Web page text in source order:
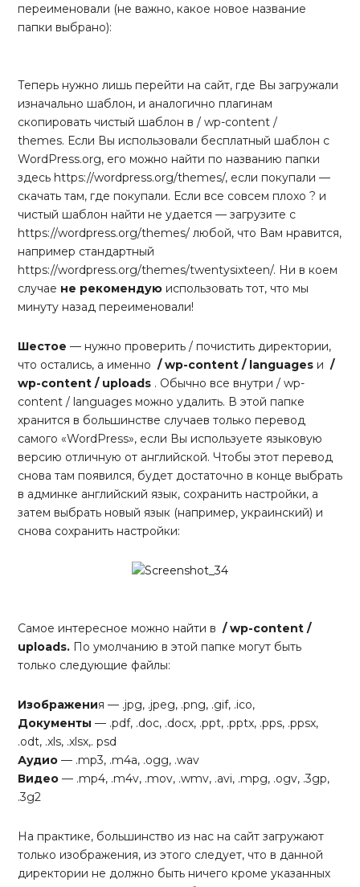
переименовали (не важно, какое новое название
папки выбрано):
Теперь нужно лишь перейти на сайт, где Вы загружали
изначально шаблон, и аналогично плагинам
скопировать чистый шаблон в / wp-content /
themes. Если Вы использовали бесплатный шаблон с
WordPress.org, его можно найти по названию папки
здесь https://wordpress.org/themes/, если покупали —
скачать там, где покупали. Если все совсем плохо ? и
чистый шаблон найти не удается — загрузите с
https://wordpress.org/themes/ любой, что Вам нравится,
например стандартный
https://wordpress.org/themes/twentysixteen/. Ни в коем
случае не рекомендую использовать тот, что мы
минуту назад переименовали!
Шестое — нужно проверить / почистить директории,
что остались, а именно / wp-content / languages и /
wp-content / uploads . Обычно все внутри / wp-
content / languages можно удалить. В этой папке
хранится в большинстве случаев только перевод
самого «WordPress», если Вы используете языковую
версию отличную от английской. Чтобы этот перевод
снова там появился, будет достаточно в конце выбрать
в админке английский язык, сохранить настройки, а
затем выбрать новый язык (например, украинский) и
снова сохранить настройки:
Самое интересное можно найти в / wp-content /
uploads. По умолчанию в этой папке могут быть
только следующие файлы:
Изображения — .jpg, .jpeg, .png, .gif, .ico,
Документы — .pdf, .doc, .docx, .ppt, .pptx, .pps, .ppsx,
.odt, .xls, .xlsx,. psd
Аудио — .mp3, .m4a, .ogg, .wav
Видео — .mp4, .m4v, .mov, .wmv, .avi, .mpg, .ogv, .3gp,
.3g2
На практике, большинство из нас на сайт загружают
только изображения, из этого следует, что в данной
директории не должно быть ничего кроме указанных